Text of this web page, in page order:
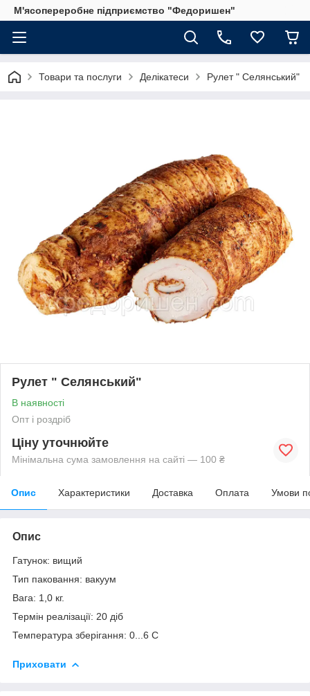
М'ясопереробне підприємство "Федоришен"
Товари та послуги Делікатеси Рулет " Селянський"
Рулет " Селянський"
В наявності
Опт і роздріб
Ціну уточнюйте
Мінімальна сума замовлення на сайті — 100 ₴
Опис Характеристики Доставка Оплата Умови
Опис
Гатунок: вищий
Тип паковання: вакуум
Вага: 1,0 кг.
Термін реалізації: 20 діб
Температура зберігання: 0...6 С
Приховати